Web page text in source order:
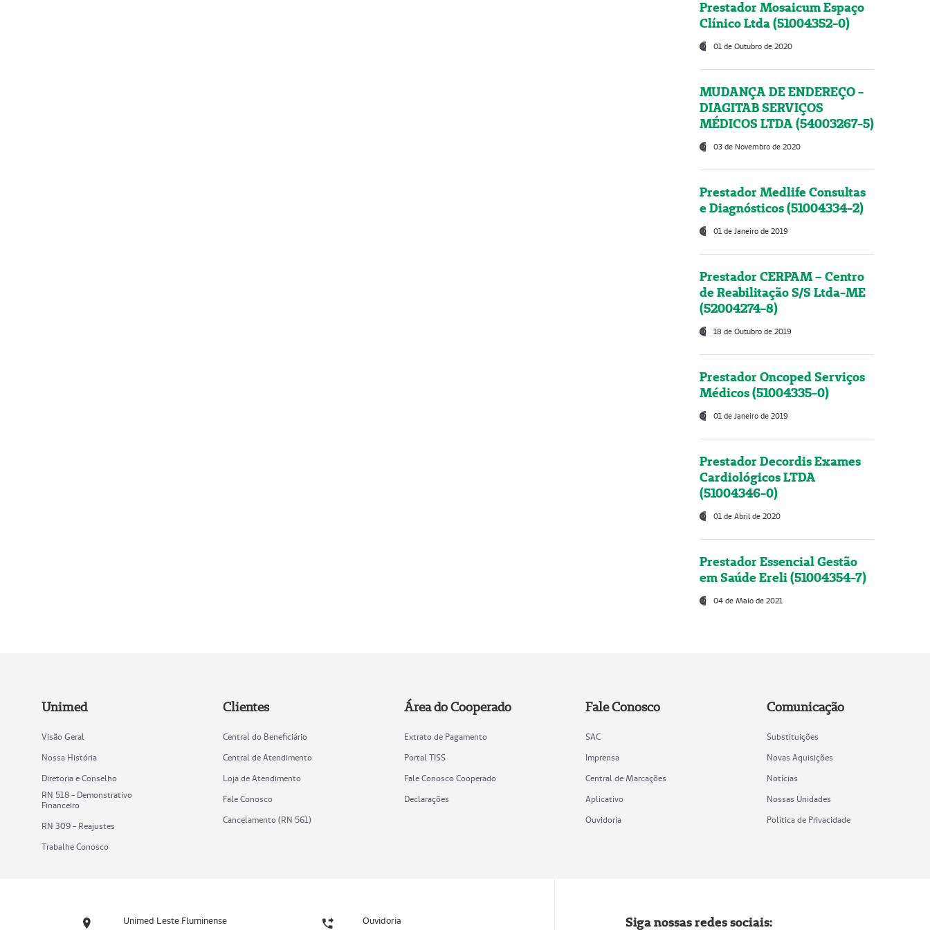
Prestador Mosaicum Espaço
Clínico Ltda (51004352-0)
01 de Outubro de 2020
MUDANÇA DE ENDEREÇO -
DIAGITAB SERVIÇOS
MÉDICOS LTDA (54003267-5)
03 de Novembro de 2020
Prestador Medlife Consultas
e Diagnósticos (51004334-2)
01 de Janeiro de 2019
Prestador CERPAM – Centro
de Reabilitação S/S Ltda-ME
(52004274-8)
18 de Outubro de 2019
Prestador Oncoped Serviços
Médicos (51004335-0)
01 de Janeiro de 2019
Prestador Decordis Exames
Cardiológicos LTDA
(51004346-0)
01 de Abril de 2020
Prestador Essencial Gestão
em Saúde Ereli (51004354-7)
04 de Maio de 2021
Unimed
Visão Geral
Nossa História
Diretoria e Conselho
RN 518 - Demonstrativo
Financeiro
RN 309 - Reajustes
Trabalhe Conosco
Clientes
Central do Beneficiário
Central de Atendimento
Loja de Atendimento
Fale Conosco
Cancelamento (RN 561)
Área do Cooperado
Extrato de Pagamento
Portal TISS
Fale Conosco Cooperado
Declarações
Fale Conosco
SAC
Imprensa
Central de Marcações
Aplicativo
Ouvidoria
Comunicação
Substituições
Novas Aquisições
Notícias
Nossas Unidades
Política de Privacidade
Unimed Leste Fluminense Ouvidoria Siga nossas redes sociais: